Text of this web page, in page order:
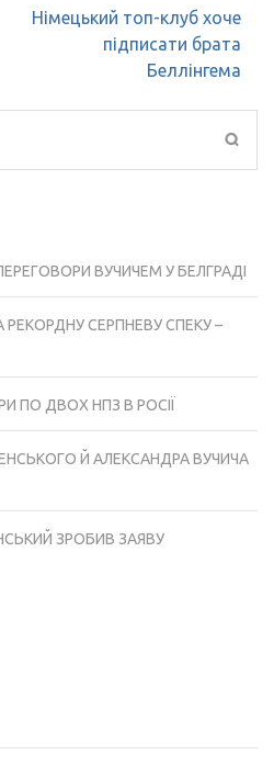
Німецький топ-клуб хоче
підписати брата
Беллінгема
ВУЧИЧЕМ У БЕЛГРАДІ
СЕРПНЕВУ СПЕКУ –
ПО ДВОХ НПЗ В РОСІЇ
Й АЛЕКСАНДРА ВУЧИЧА
ЗРОБИВ ЗАЯВУ